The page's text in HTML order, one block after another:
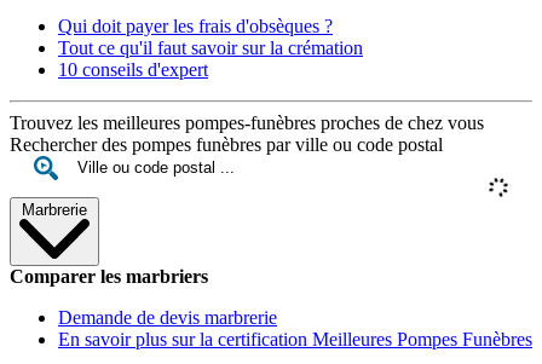
Qui doit payer les frais d'obsèques ?
Tout ce qu'il faut savoir sur la crémation
10 conseils d'expert
Trouvez les meilleures pompes-funèbres proches de chez vous
Rechercher des pompes funèbres par ville ou code postal
Marbrerie
Comparer les marbriers
Demande de devis marbrerie
En savoir plus sur la certification Meilleures Pompes Funèbres